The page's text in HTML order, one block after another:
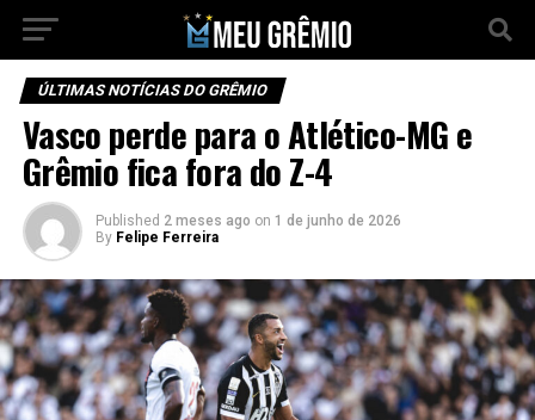
ÚLTIMAS NOTÍCIAS DO GRÊMIO
Vasco perde para o Atlético-MG e
Grêmio fica fora do Z-4
Published 2 meses ago on 1 de junho de 2026
By Felipe Ferreira